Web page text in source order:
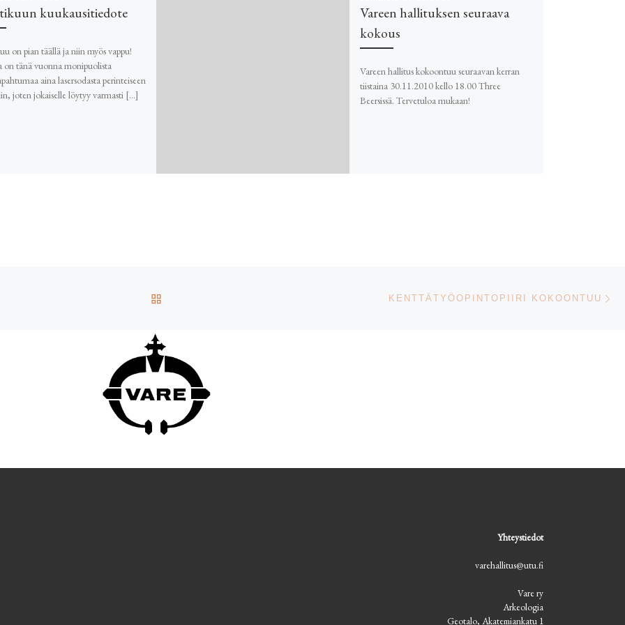
kuukausitiedote
on pian täällä ja niin myös vappu!
on tänä vuonna monipuolista
aina lasersodasta perinteiseen
joten jokaiselle löytyy varmasti […]
Vareen hallituksen seuraava
kokous
Vareen hallitus kokoontuu seuraavan kerran
tiistaina 30.11.2010 kello 18.00 Three
Beersissä. Tervetuloa mukaan!
KENTTÄTYÖOPINTOPIIRI KOKOONTUU
Yhteystiedot
varehallitus@utu.fi
Vare ry
Arkeologia
Geotalo, Akatemiankatu 1